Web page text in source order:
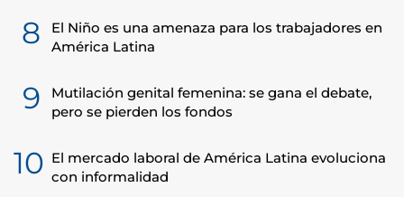
8
El Niño es una amenaza para los trabajadores en
América Latina
9
Mutilación genital femenina: se gana el debate,
pero se pierden los fondos
10 El mercado laboral de América Latina evoluciona
con informalidad